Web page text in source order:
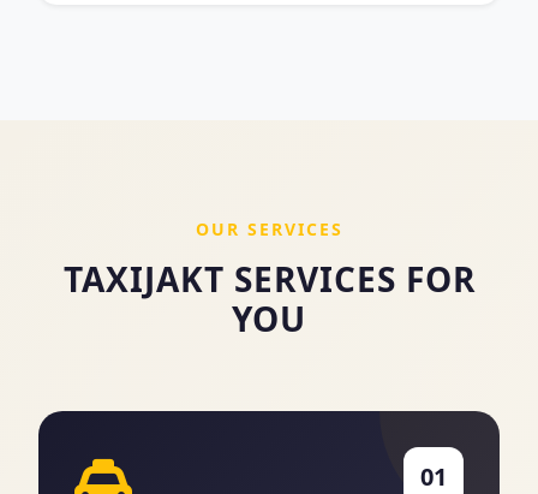
OUR SERVICES
TAXIJAKT SERVICES FOR
YOU
01